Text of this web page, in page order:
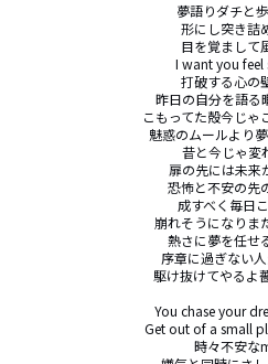
夢語りダチと
形にし突き詰
目を覚まして
I want you feel
打破する心の
昨日の自分を語る
こもってた殻今じゃ
魅惑のムールより
昔と今じゃ変
扉の先には未来
恐怖と不安の先
成すべく毎日
崩れそうになりま
熱さに夢を任せ
序章に過ぎない
駆け抜けてやるよ
You chase your
Get out of a small
時々不安な